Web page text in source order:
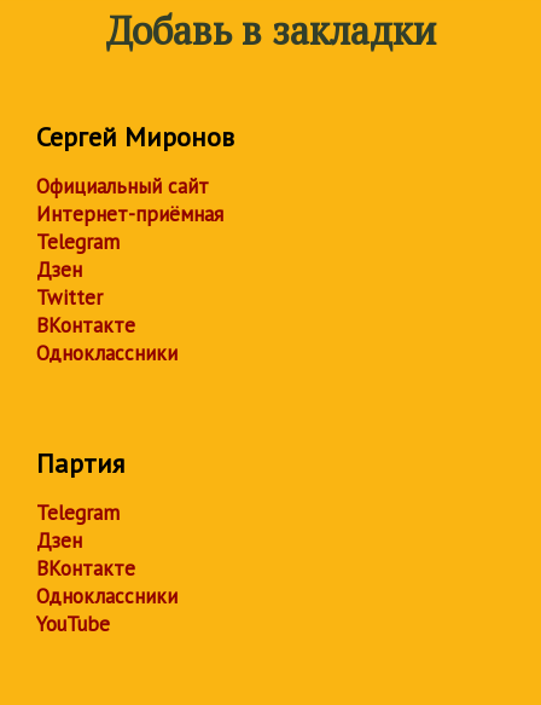
Добавь в закладки
Сергей Миронов
Официальный сайт
Интернет-приёмная
Telegram
Дзен
Twitter
ВКонтакте
Одноклассники
Партия
Telegram
Дзен
ВКонтакте
Одноклассники
YouTube